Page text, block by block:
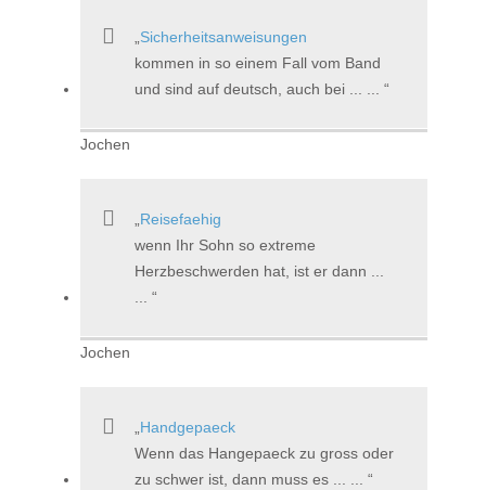
Sicherheitsanweisungen
kommen in so einem Fall vom Band
und sind auf deutsch, auch bei ... ...
Jochen
Reisefaehig
wenn Ihr Sohn so extreme
Herzbeschwerden hat, ist er dann ...
...
Jochen
Handgepaeck
Wenn das Hangepaeck zu gross oder
zu schwer ist, dann muss es ... ...